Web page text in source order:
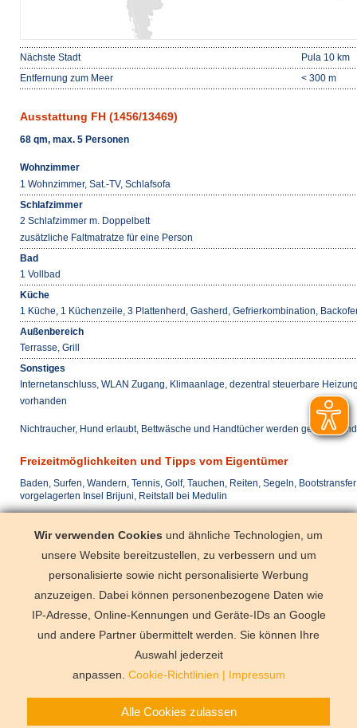
Nächste Stadt
Pula 10 km
Entfernung zum Meer
< 300 m
Ausstattung FH (1456/13469)
68 qm, max. 5 Personen
Wohnzimmer
1 Wohnzimmer, Sat.-TV, Schlafsofa
Schlafzimmer
2 Schlafzimmer m. Doppelbett
zusätzliche Faltmatratze für eine Person
Bad
1 Vollbad
Küche
1 Küche, 1 Küchenzeile, 3 Plattenherd, Gasherd, Gefrierkombination,
Außenbereich
Terrasse, Grill
Sonstiges
Internetanschluss, WLAN Zugang, Klimaanlage, dezentral steuerbare
vorhanden
Nichtraucher, Hund erlaubt, Bettwäsche und Handtücher werden gestellt,
Freizeitmöglichkeiten und Tipps vom Eigentümer
Baden, Surfen, Wandern, Tennis, Golf, Tauchen, Reiten, Segeln,
vorgelagerten Insel Brijuni, Reitstall bei Medulin
mit dem Pkw
Vodnan (<
mit dem Flugzeug
Pula (< 15
Deutschland Florida
Wir verwenden Cookies und ähnliche Technologien, um
unsere Website bereitzustellen, zu verbessern und um
personalisierte sowie nicht personalisierte Werbung
anzuzeigen. Dabei können personenbezogene Daten wie
IP-Adresse, Online-Kennungen und Geräte-IDs an Google
und andere Partner übermittelt werden. Sie können Ihre
Auswahl jederzeit
anpassen. Cookie-Richtlinien | Impressum
Alle Cookies zulassen